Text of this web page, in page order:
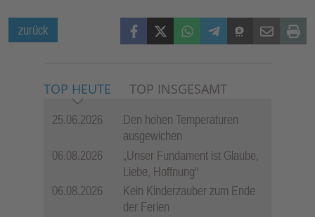
zurück FacebookX (Twitter)WhatsAppTelegramThreemaMail Print
TOP HEUTE TOP INSGESAMT
25.06.2026
Den hohen Temperaturen
ausgewichen
06.08.2026
„Unser Fundament ist Glaube,
Liebe, Hoffnung“
06.08.2026
Kein Kinderzauber zum Ende
der Ferien